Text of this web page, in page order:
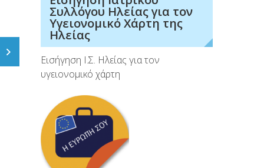
Συλλόγου Ηλείας για τον
Υγειονομικό Χάρτη της
Ηλείας
Εισήγηση Ι.Σ. Ηλείας για τον
υγειονομικό χάρτη